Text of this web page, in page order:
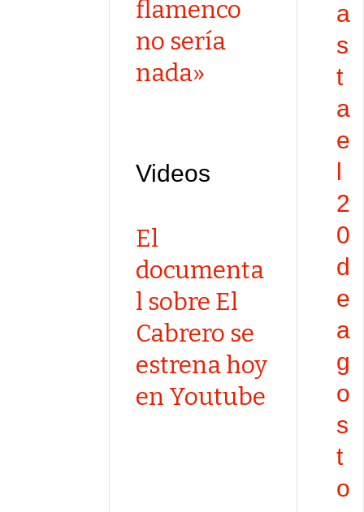
flamenco
no sería
nada»
Videos
El
documenta
l sobre El
Cabrero se
estrena hoy
en Youtube
a
s
t
a
e
l
2
0
d
e
a
g
o
s
t
o